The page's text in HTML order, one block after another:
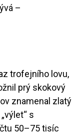
–
trofejního lovu,
prý skokový
znamenal zlatý
s
50–75 tisíc